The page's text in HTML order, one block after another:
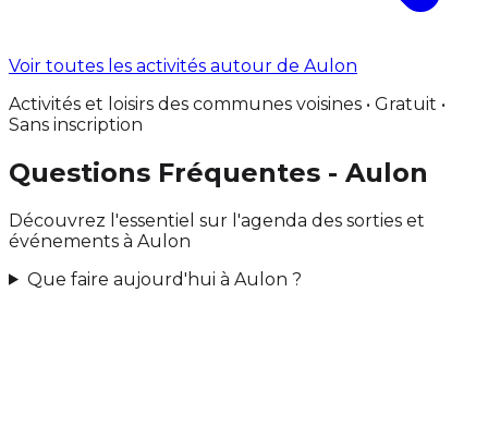
Voir toutes les activités autour de Aulon
Activités et loisirs des communes voisines • Gratuit •
Sans inscription
Questions Fréquentes - Aulon
Découvrez l'essentiel sur l'agenda des sorties et
événements à Aulon
Que faire aujourd'hui à Aulon ?